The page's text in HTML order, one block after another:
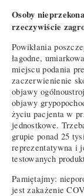
Osoby
rzeczywiście
Powikłania
łagodne,
miejscu podania
zaczerwienienie
objawy
objawy
życiu pacjenta w
jednostkowe.
grupie ponad 25
reprezentatywna i
testowanych
Pamiętajmy:
jest zakażenie